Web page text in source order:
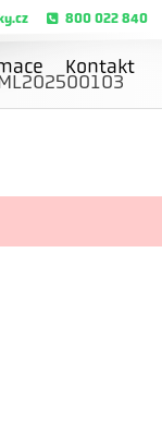
800 022 840
Kontakt